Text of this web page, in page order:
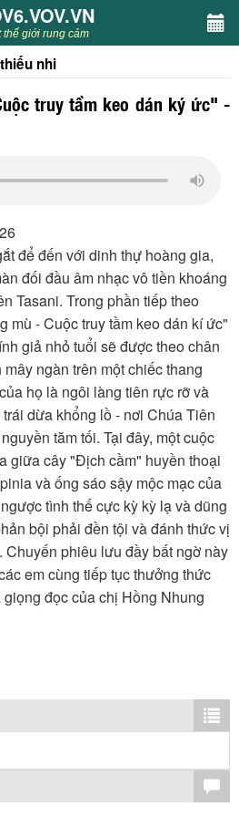
thế giới rung cảm
nhi
truy tầm keo dán ký ức" -
để đến với dinh thự hoàng gia,
đối đầu âm nhạc vô tiền khoáng
Tasani. Trong phần tiếp theo
mù - Cuộc truy tầm keo dán kí ức"
giả nhỏ tuổi sẽ được theo chân
ngàn trên một chiếc thang
họ là ngôi làng tiên rực rỡ và
dừa khổng lồ - nơi Chúa Tiên
tăm tối. Tại đây, một cuộc
giữa cây "Địch cầm" huyền thoại
và ống sáo sậy mộc mạc của
tình thế cực kỳ kỳ lạ và dũng
bội phải đền tội và đánh thức vị
Chuyến phiêu lưu đầy bất ngờ này
em cùng tiếp tục thưởng thức
đọc của chị Hồng Nhung